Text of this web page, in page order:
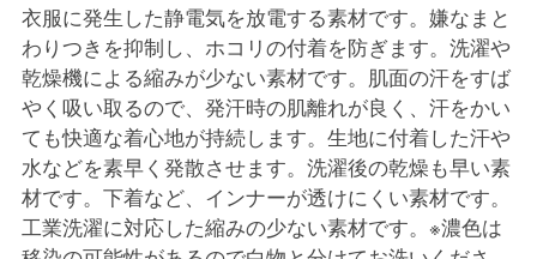
衣服に発生した静電気を放電する素材です。嫌なまと
わりつきを抑制し、ホコリの付着を防ぎます。洗濯や
乾燥機による縮みが少ない素材です。肌面の汗をすば
やく吸い取るので、発汗時の肌離れが良く、汗をかい
ても快適な着心地が持続します。生地に付着した汗や
水などを素早く発散させます。洗濯後の乾燥も早い素
材です。下着など、インナーが透けにくい素材です。
工業洗濯に対応した縮みの少ない素材です。※濃色は